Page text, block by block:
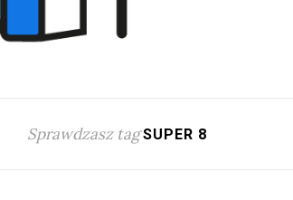
Sprawdzasz tag SUPER 8